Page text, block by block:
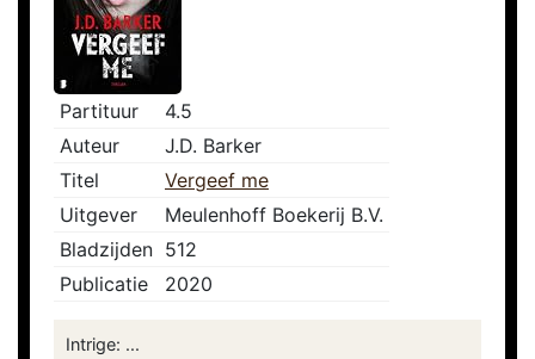
Partituur
4.5
Auteur
J.D. Barker
Titel
Vergeef me
Uitgever
Meulenhoff Boekerij B.V.
Bladzijden 512
Publicatie
2020
Intrige: ...